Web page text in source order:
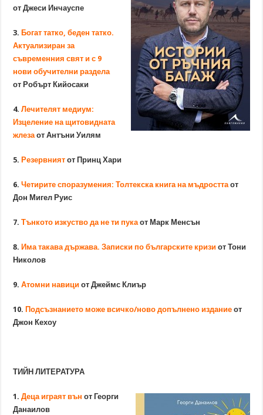
от Джеси Инчауспе
3. Богат татко, беден татко.
Актуализиран за
съвременния свят и с 9
нови обучителни раздела
от Робърт Кийосаки
4.Лечителят медиум:
Изцеление на щитовидната
жлезаот Антъни Уилям
5. Резервният от Принц Хари
6.Четирите споразумения: Толтекска книга на мъдросттаот
Дон Мигел Руис
7.Тънкото изкуство да не ти пукаот Марк Менсън
8. Има такава държава. Записки по българските кризи от Тони
Николов
9.Атомни навици от Джеймс Клиър
10. Подсъзнанието може всичко/ново допълнено издание от
Джон Кехоу
ТИЙН ЛИТЕРАТУРА
1.Деца играят вън от Георги
Данаилов